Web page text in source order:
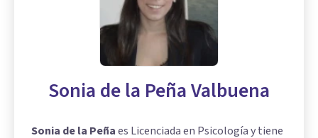
Sonia de la Peña Valbuena
Sonia de la Peñaes Licenciada en Psicología y tiene